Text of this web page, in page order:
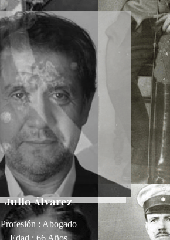
Julio Álvarez
Profesión : Abogado
Edad : 66 Años